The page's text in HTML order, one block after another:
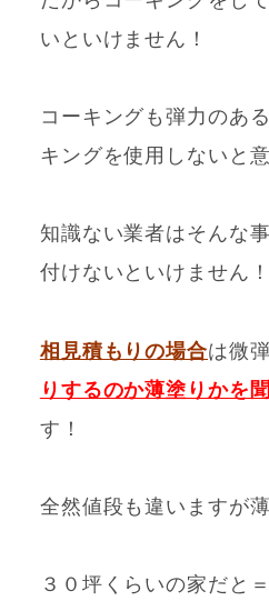
いといけません！
コーキングも弾力のあ
キングを使用しないと
知識ない業者はそんな
付けないといけません！
相見積もりの場合は微
りするのか薄塗りかを
す！
全然値段も違いますが
３０坪くらいの家だと